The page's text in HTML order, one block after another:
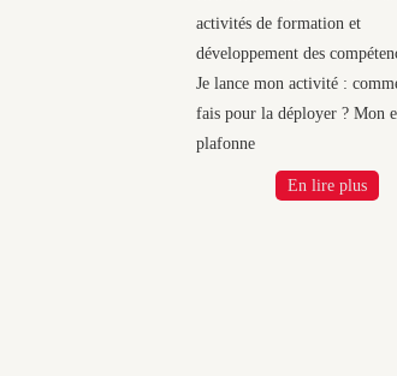
activités de formation et
développement des
Je lance mon activité :
fais pour la déployer ? Mon
plafonne
En lire plus